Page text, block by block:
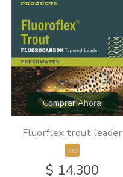
Comprar Ahora
Fluorflex trout leader
RIO
$ 14.300